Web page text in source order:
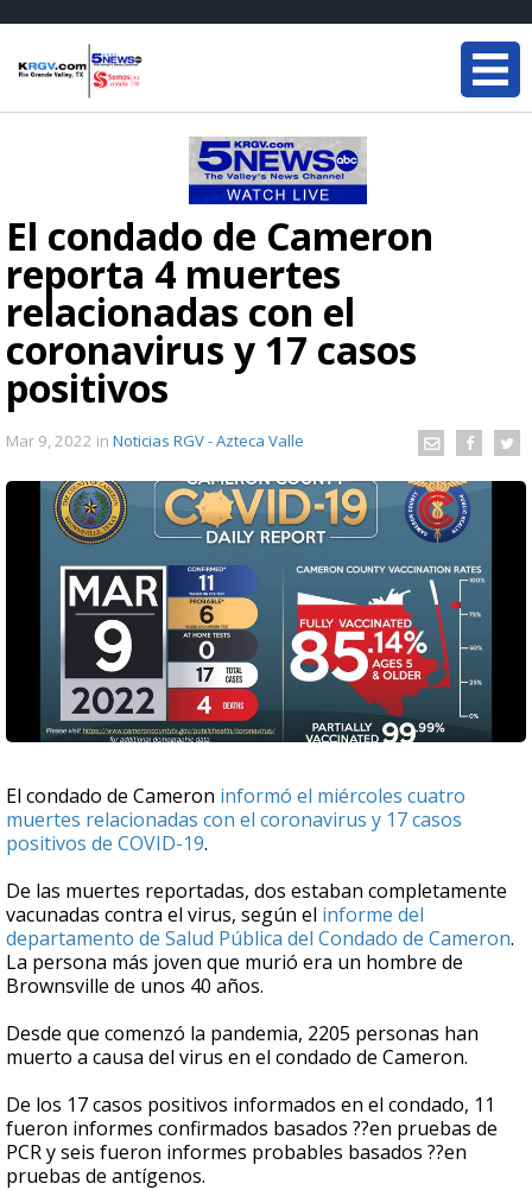
El condado de Cameron
reporta 4 muertes
relacionadas con el
coronavirus y 17 casos
positivos
Mar 9, 2022 in Noticias RGV - Azteca Valle
El condado de Cameron informó el miércoles cuatro
muertes relacionadas con el coronavirus y 17 casos
positivos de COVID-19.
De las muertes reportadas, dos estaban completamente
vacunadas contra el virus, según el informe del
departamento de Salud Pública del Condado de Cameron.
La persona más joven que murió era un hombre de
Brownsville de unos 40 años.
Desde que comenzó la pandemia, 2205 personas han
muerto a causa del virus en el condado de Cameron.
De los 17 casos positivos informados en el condado, 11
fueron informes confirmados basados ??en pruebas de
PCR y seis fueron informes probables basados ??en
pruebas de antígenos.